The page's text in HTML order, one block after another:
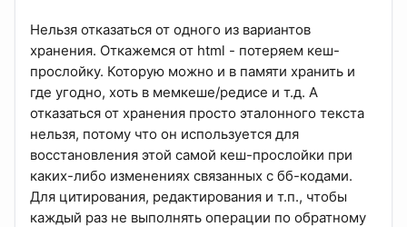
Нельзя отказаться от одного из вариантов
хранения. Откажемся от html - потеряем кеш-
прослойку. Которую можно и в памяти хранить и
где угодно, хоть в мемкеше/редисе и т.д. А
отказаться от хранения просто эталонного текста
нельзя, потому что он используется для
восстановления этой самой кеш-прослойки при
каких-либо изменениях связанных с бб-кодами.
Для цитирования, редактирования и т.п., чтобы
каждый раз не выполнять операции по обратному